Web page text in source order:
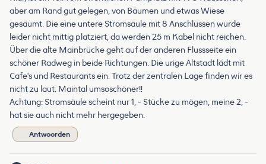
aber am Rand gut gelegen, von Bäumen und etwas Wiese
gesäumt. Die eine untere Stromsäule mit 8 Anschlüssen wurde
leider nicht mittig platziert, da werden 25 m Kabel nicht reichen.
Über die alte Mainbrücke geht auf der anderen Flussseite ein
schöner Radweg in beide Richtungen. Die urige Altstadt lädt mit
Cafe's und Restaurants ein. Trotz der zentralen Lage finden wir es
nicht zu laut. Maintal umsoschöner!!
Achtung: Stromsäule scheint nur 1, - Stücke zu mögen, meine 2, -
hat sie auch nicht mehr hergegeben.
Antwoorden